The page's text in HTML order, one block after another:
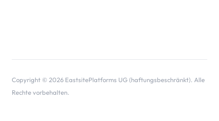
Copyright © 2026 EastsitePlatforms UG (haftungsbeschränkt). Alle
Rechte vorbehalten.